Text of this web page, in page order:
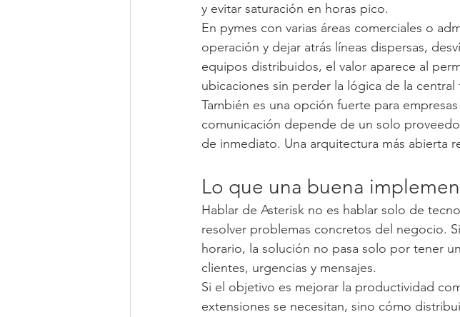
y evitar saturación en horas pico.
En pymes con varias áreas comerciales o
operación y dejar atrás líneas dispersas,
equipos distribuidos, el valor aparece al
ubicaciones sin perder la lógica de la central
También es una opción fuerte para
comunicación depende de un solo
de inmediato. Una arquitectura más abierta
Lo que una buena
Hablar de Asterisk no es hablar solo de
resolver problemas concretos del negocio.
horario, la solución no pasa solo por tener
clientes, urgencias y mensajes.
Si el objetivo es mejorar la productividad
extensiones se necesitan, sino cómo